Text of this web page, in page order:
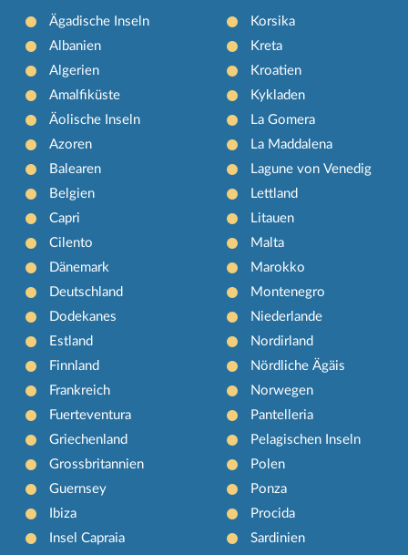
Ägadische Inseln
Albanien
Algerien
Amalfiküste
Äolische Inseln
Azoren
Balearen
Belgien
Capri
Cilento
Dänemark
Deutschland
Dodekanes
Estland
Finnland
Frankreich
Fuerteventura
Griechenland
Grossbritannien
Guernsey
Ibiza
Insel Capraia
Korsika
Kreta
Kroatien
Kykladen
La Gomera
La Maddalena
Lagune von Venedig
Lettland
Litauen
Malta
Marokko
Montenegro
Niederlande
Nordirland
Nördliche Ägäis
Norwegen
Pantelleria
Pelagischen Inseln
Polen
Ponza
Procida
Sardinien